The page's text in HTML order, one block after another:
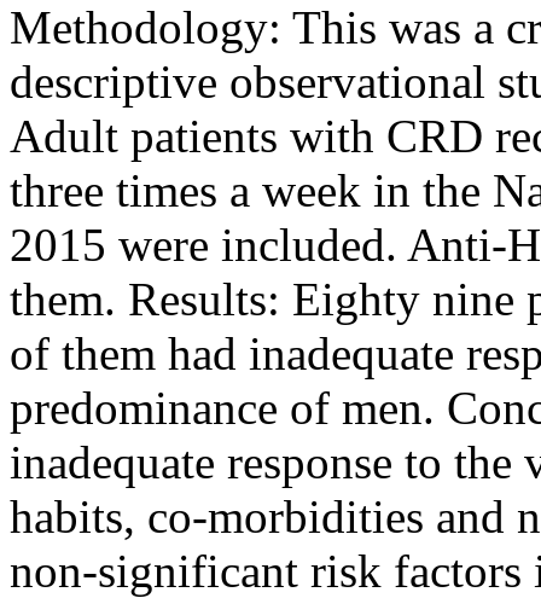
Methodology: This was a
descriptive observational
Adult patients with CRD
three times a week in the
2015 were included. Anti-
them. Results: Eighty nine
of them had inadequate
predominance of men.
inadequate response to
habits, co-morbidities and
non-significant risk factors